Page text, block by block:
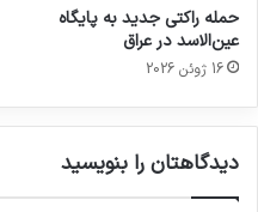
حمله راکتی جدید به پایگاه
عین‌الاسد در عراق
16 ژوئن 2026
دیدگاهتان را بنویسید